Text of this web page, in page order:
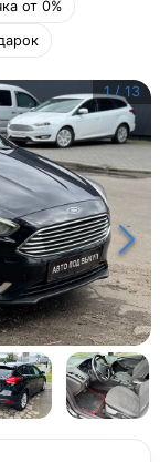
от 0%
1 / 13